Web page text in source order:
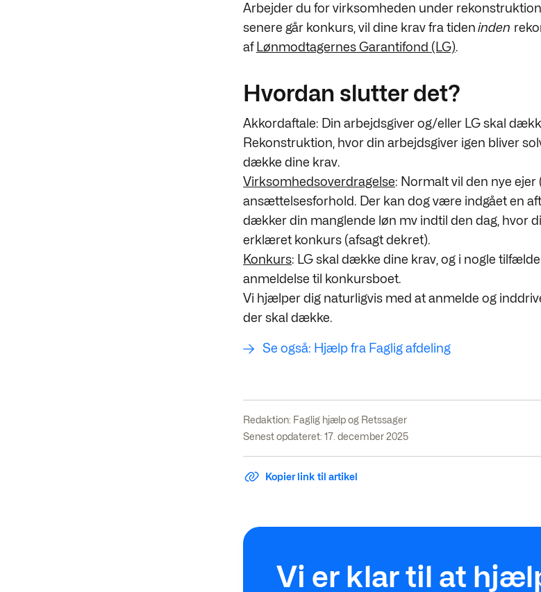
Arbejder du for virksomheden under
senere går konkurs, vil dine krav fra tideninden
af Lønmodtagernes Garantifond (LG).
Hvordan slutter det?
Akkordaftale: Din arbejdsgiver og/eller LG skal
Rekonstruktion, hvor din arbejdsgiver igen bliver
dække dine krav.
Virksomhedsoverdragelse: Normalt vil den nye
ansættelsesforhold. Der kan dog være indgået en
dækker din manglende løn mv indtil den dag, hvor
erklæret konkurs (afsagt dekret).
Konkurs: LG skal dække dine krav, og i nogle
anmeldelse til konkursboet.
Vi hjælper dig naturligvis med at anmelde og
der skal dække.
Se også: Hjælp fra Faglig afdeling
Redaktion: Faglig hjælp og Retssager
Senest opdateret: 17. december 2025
Kopier link til artikel
Vi er klar til at